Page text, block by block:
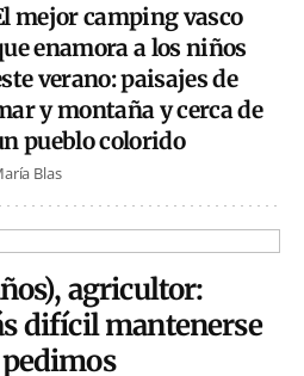
mejor camping vasco
enamora a los niños
verano: paisajes de
y montaña y cerca de
pueblo colorido
Blas
agricultor:
difícil mantenerse